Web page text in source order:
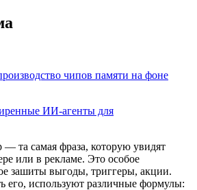
чипов памяти на фоне
ИИ‑агенты для
та самая фраза, которую увидят
или в рекламе. Это особое
зашиты выгоды, триггеры, акции.
его, используют различные формулы: